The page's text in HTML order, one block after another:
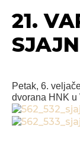
21.
Petak, 6.
dvorana HNK u